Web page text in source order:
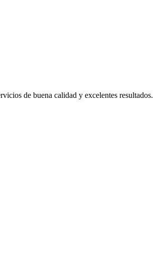
de buena calidad y excelentes resultados.